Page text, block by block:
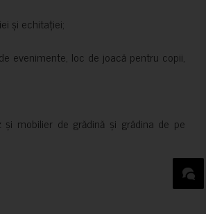
și echitației;
evenimente, loc de joacă pentru copii,
mobilier de grădină și grădina de pe